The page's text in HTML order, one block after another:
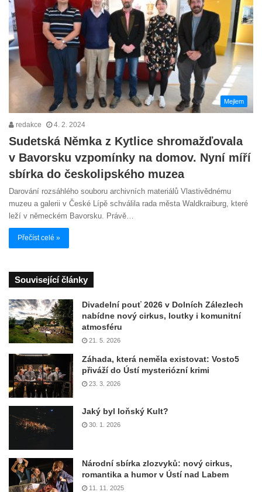
Mejlem
redakce 4. 2. 2024
Sudetská Němka z Kytlice shromažďovala
v Bavorsku vzpomínky na domov. Nyní míří
sbírka do českolipského muzea
Darování rozsáhlého souboru archivních materiálů Vlastivědnému
muzeu a galerii v České Lípě schválila rada města Waldkraiburg, které
leží v německém Bavorsku. Právě…
Přečíst celé »
Související články
Divadelní pouť 2026 v Dolních Zálezlech
nabídne nový cirkus, loutky i komunitní
atmosféru
21. 5. 2026
Záhada, která neměla existovat: Vosto5
přiváží do Ústí mysteriózní krimi
23. 3. 2026
Jaký byl loňský Kult?
30. 1. 2026
Národní sbírka zlozvyků: nový cirkus,
romantika a humor v Ústí nad Labem
11. 11. 2025